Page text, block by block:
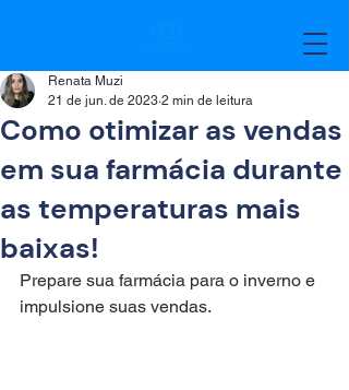
Como otimizar as vendas
em sua farmácia durante
as temperaturas mais
baixas!
Renata Muzi
21 de jun. de 2023 2 min de leitura
Prepare sua farmácia para o inverno e
impulsione suas vendas.